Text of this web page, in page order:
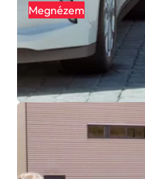
Megnézem